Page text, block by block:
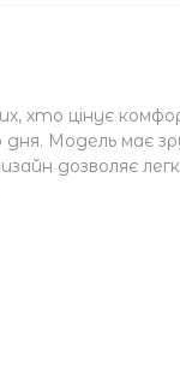
хто цінує
Модель має
дозволяє